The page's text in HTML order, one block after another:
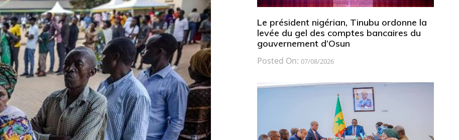
Le président nigérian, Tinubu ordonne la
levée du gel des comptes bancaires du
gouvernement d’Osun
Posted On: 07/08/2026